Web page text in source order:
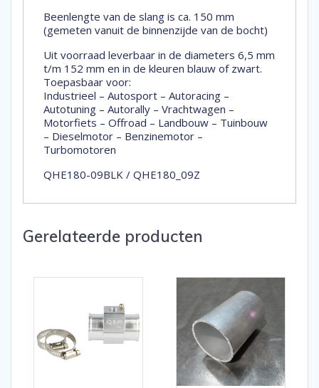
Beenlengte van de slang is ca. 150 mm
(gemeten vanuit de binnenzijde van de bocht)
Uit voorraad leverbaar in de diameters 6,5 mm
t/m 152 mm en in de kleuren blauw of zwart.
Toepasbaar voor:
Industrieel – Autosport – Autoracing –
Autotuning – Autorally – Vrachtwagen –
Motorfiets – Offroad – Landbouw – Tuinbouw
– Dieselmotor – Benzinemotor –
Turbomotoren
QHE180-09BLK / QHE180_09Z
Gerelateerde producten